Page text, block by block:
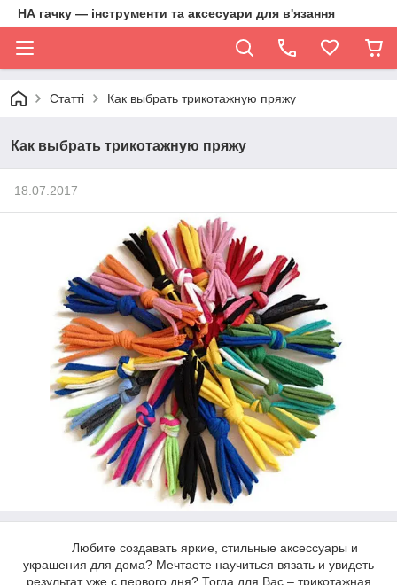
НА гачку — інструменти та аксесуари для в'язання
Статті Как выбрать трикотажную пряжу
Как выбрать трикотажную пряжу
18.07.2017
Любите создавать яркие, стильные аксессуары и
украшения для дома? Мечтаете научиться вязать и увидеть
результат уже с первого дня? Тогда для Вас – трикотажная